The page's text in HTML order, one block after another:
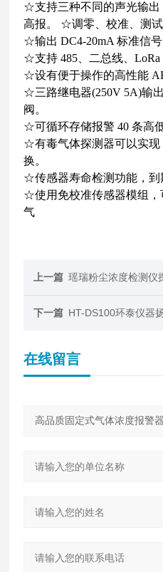
☆支持三种不同的声光输出
高报。 ☆调零、校准、测试
☆输出 DC4-20mA 标准信号
☆支持 485、二总线、LoRa
☆设有便于操作的高性能
☆三路继电器(250V 5A)输
阀。
☆可循环存储报警 40 条高
☆有毒气体探测器可以实现
换。
☆传感器寿命检测功能，到
☆使用免校准传感器模组，
气
上一篇 瑶瑞粉尘浓度检测仪
下一篇 HT-DS100环泰仪器
在线留言